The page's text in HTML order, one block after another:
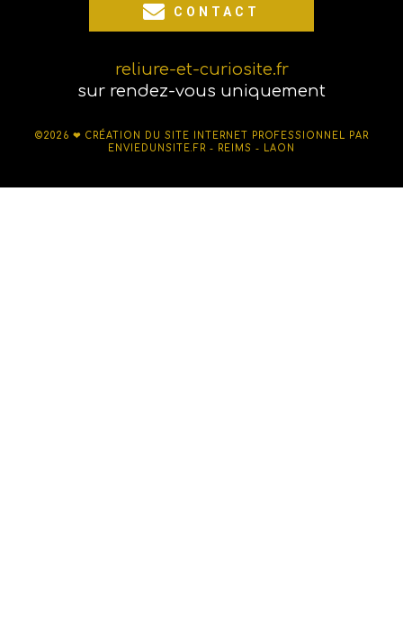
CONTACT
reliure-et-curiosite.fr
sur rendez-vous uniquement
©2026 ❤ CRÉATION DU SITE INTERNET PROFESSIONNEL PAR
ENVIEDUNSITE.FR - REIMS - LAON